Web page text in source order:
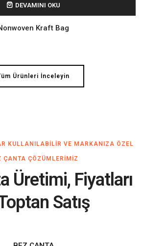
DEVAMINI OKU
Kraft Bag
Ürünleri İnceleyin
KULLANILABILIR VE MARKANIZA ÖZEL
ÇANTA ÇÖZÜMLERIMIZ
Üretimi, Fiyatları
Satış